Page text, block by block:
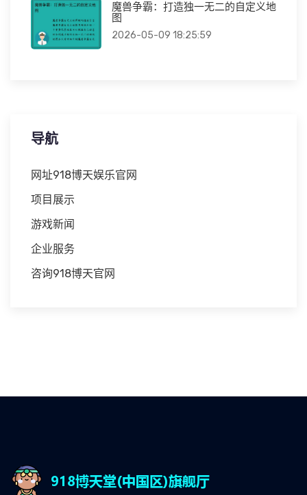
魔兽争霸：打造独一无二的自定义地
图
2026-05-09 18:25:59
导航
网址918博天娱乐官网
项目展示
游戏新闻
企业服务
咨询918博天官网